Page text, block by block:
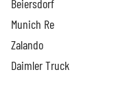
Beiersdorf
Munich Re
Zalando
Daimler Truck